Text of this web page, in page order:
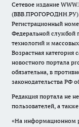
Сетевое издание
(ВВВ.ПРОГОРОДНН.РУ).
Регистрационный
Федеральной службой
технологий и
Возрастная категория
новостного портала
обязательна, в
законодательства РФ
Редакция портала не
пользователей, а
«На информационном